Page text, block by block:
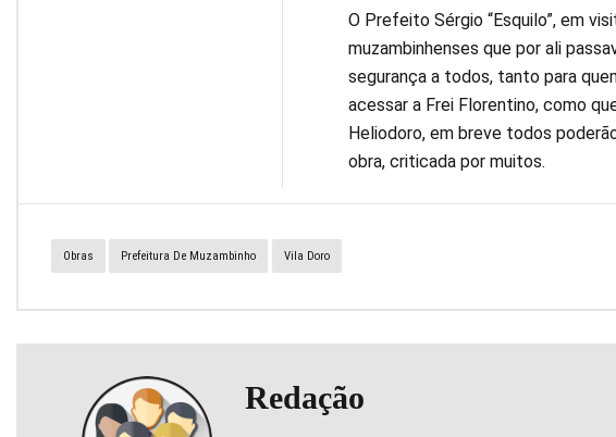
O Prefeito Sérgio “Esquilo”, em
muzambinhenses que por ali
segurança a todos, tanto para
acessar a Frei Florentino, como
Heliodoro, em breve todos
obra, criticada por muitos.
Obras Prefeitura De Muzambinho Vila Doro
Redação